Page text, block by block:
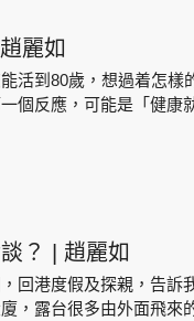
麗如
活到80歲，想過着怎樣
個反應，可能是「健康
要人照顧，有甚麼意思
剛剛錯過
？ | 趙麗如
回港度假及探親，告訴
，露台很多由外面飛來